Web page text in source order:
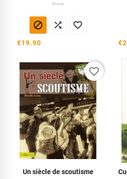
  
€19.90
Un siècle de scoutisme
favorite_border